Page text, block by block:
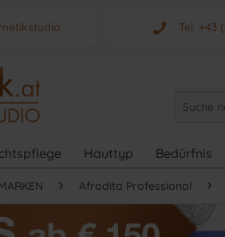
Tel. +43
Hauttyp Bedürfnis
Afrodita Professional